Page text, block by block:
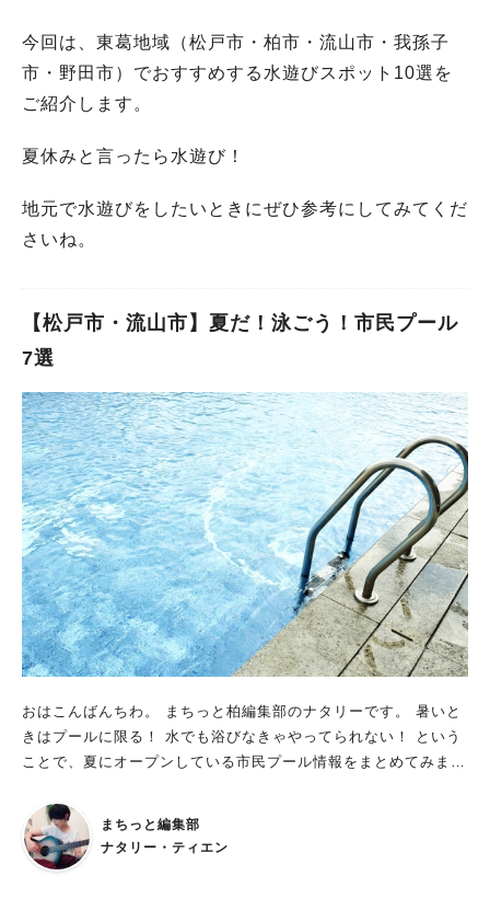
今回は、東葛地域（松戸市・柏市・流山市・我孫子
市・野田市）でおすすめする水遊びスポット10選を
ご紹介します。
夏休みと言ったら水遊び！
地元で水遊びをしたいときにぜひ参考にしてみてくだ
さいね。
【松戸市・流山市】夏だ！泳ごう！市民プール
7選
おはこんばんちわ。 まちっと柏編集部のナタリーです。 暑いと
きはプールに限る！ 水でも浴びなきゃやってられない！ という
ことで、夏にオープンしている市民プール情報をまとめてみまし
戸と流山を合わせると7つの市民プールがありましたよ。 営業日
や料金などは毎年変更になる場合がありますので、お出かけ前に
各施設の公式ページで最新情報をご確認ください。
まちっと編集部
ナタリー・ティエン